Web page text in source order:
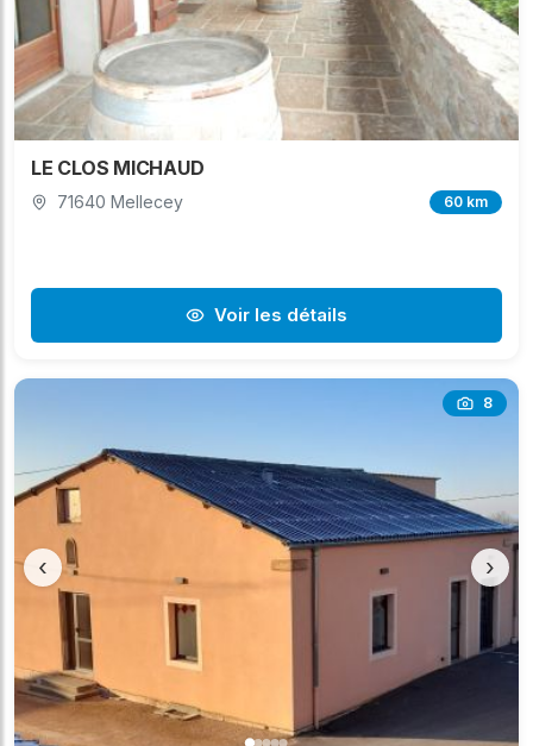
LE CLOS MICHAUD
71640 Mellecey 60 km
Voir les détails
8
‹ ›